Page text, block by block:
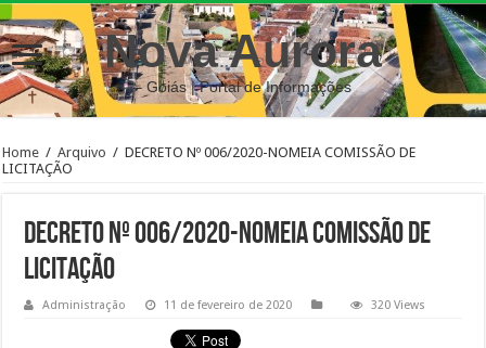
Nova Aurora
– Goiás | Portal de Informações
Home / Arquivo / DECRETO Nº 006/2020-NOMEIA COMISSÃO DE
LICITAÇÃO
DECRETO Nº 006/2020-NOMEIA COMISSÃO DE
LICITAÇÃO
Administração 11 de fevereiro de 2020 320 Views